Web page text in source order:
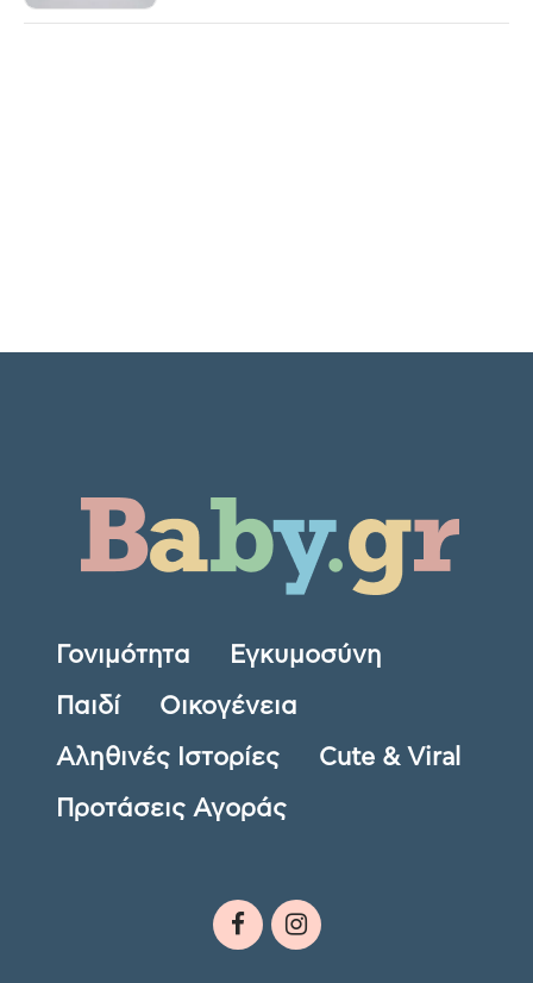
Γονιμότητα Εγκυμοσύνη
Παιδί Οικογένεια
Αληθινές Ιστορίες Cute & Viral
Προτάσεις Αγοράς